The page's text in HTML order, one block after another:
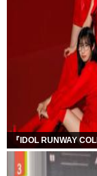
『IDOL RUNWAY